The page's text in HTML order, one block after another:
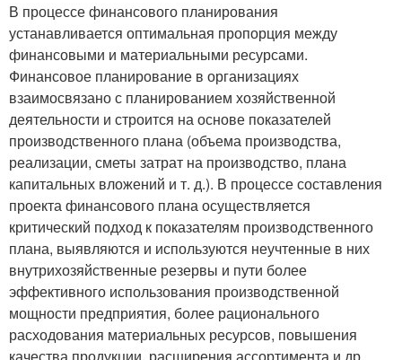
В процессе финансового планирования
устанавливается оптимальная пропорция между
финансовыми и материальными ресурсами.
Финансовое планирование в организациях
взаимосвязано с планированием хозяйственной
деятельности и строится на основе показателей
производственного плана (объема производства,
реализации, сметы затрат на производство, плана
капитальных вложений и т. д.). В процессе составления
проекта финансового плана осуществляется
критический подход к показателям производственного
плана, выявляются и используются неучтенные в них
внутрихозяйственные резервы и пути более
эффективного использования производственной
мощности предприятия, более рационального
расходования материальных ресурсов, повышения